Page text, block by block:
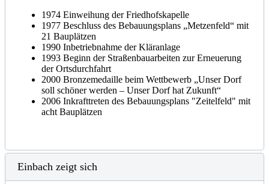
1974 Einweihung der Friedhofskapelle
1977 Beschluss des Bebauungsplans „Metzenfeld“ mit
21 Bauplätzen
1990 Inbetriebnahme der Kläranlage
1993 Beginn der Straßenbauarbeiten zur Erneuerung
der Ortsdurchfahrt
2000 Bronzemedaille beim Wettbewerb „Unser Dorf
soll schöner werden – Unser Dorf hat Zukunft“
2006 Inkrafttreten des Bebauungsplans "Zeitelfeld" mit
acht Bauplätzen
Einbach zeigt sich